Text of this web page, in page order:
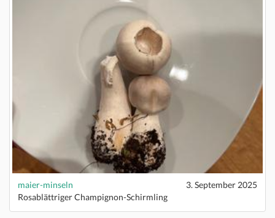
maier-minseln
3. September 2025
Rosablättriger Champignon-Schirmling